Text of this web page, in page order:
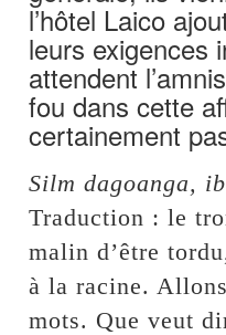
l’hôtel Laico
leurs exigences
attendent
fou dans cette
certainement
Silm dagoanga,
Traduction : le
malin d’être
à la racine.
mots. Que veut